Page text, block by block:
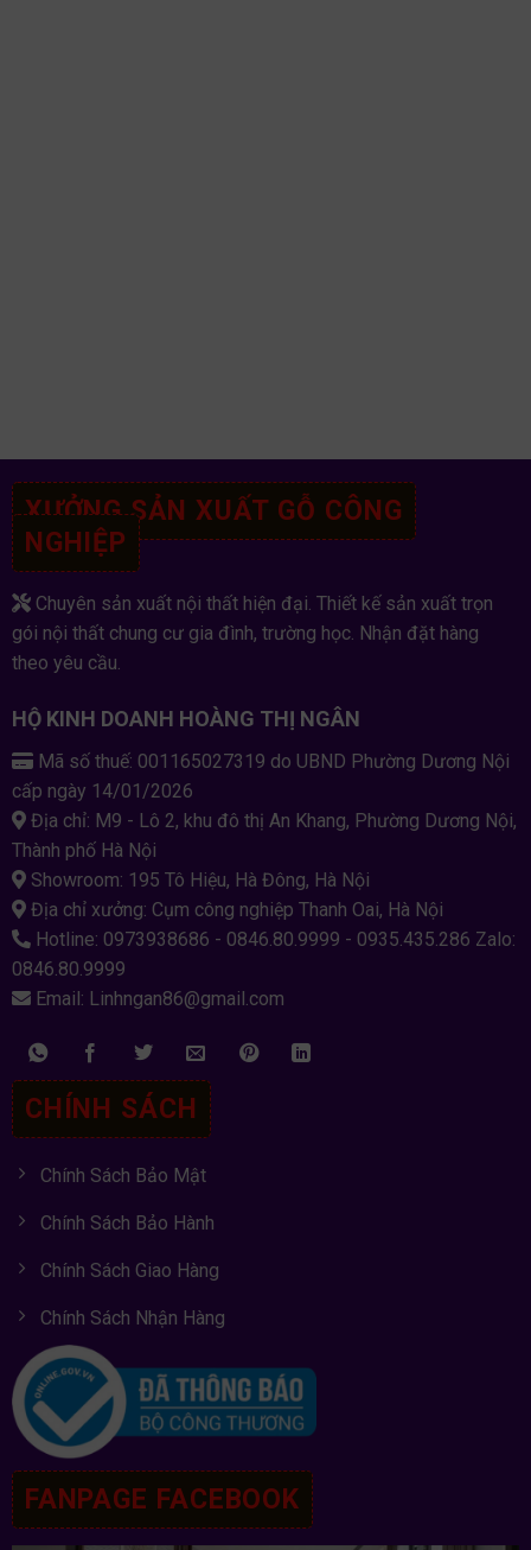
XƯỞNG SẢN XUẤT GỖ CÔNG
NGHIỆP
Chuyên sản xuất nội thất hiện đại. Thiết kế sản xuất trọn
gói nội thất chung cư gia đình, trường học. Nhận đặt hàng
theo yêu cầu.
HỘ KINH DOANH HOÀNG THỊ NGÂN
Mã số thuế: 001165027319 do UBND Phường Dương Nội
cấp ngày 14/01/2026
Địa chỉ: M9 - Lô 2, khu đô thị An Khang, Phường Dương Nội,
Thành phố Hà Nội
Showroom: 195 Tô Hiệu, Hà Đông, Hà Nội
Địa chỉ xưởng: Cụm công nghiệp Thanh Oai, Hà Nội
Hotline: 0973938686 - 0846.80.9999 - 0935.435.286 Zalo:
0846.80.9999
Email: Linhngan86@gmail.com
CHÍNH SÁCH
Chính Sách Bảo Mật
Chính Sách Bảo Hành
Chính Sách Giao Hàng
Chính Sách Nhận Hàng
FANPAGE FACEBOOK